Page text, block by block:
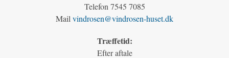
Telefon 7545 7085
Mail vindrosen@vindrosen-huset.dk
Træffetid:
Efter aftale